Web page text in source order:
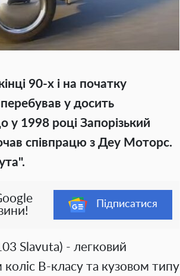
90-х і на початку
у досить
1998 році Запорізький
співпрацю з Деу Моторс.
Підписатися
Slavuta) - легковий
В-класу та кузовом типу